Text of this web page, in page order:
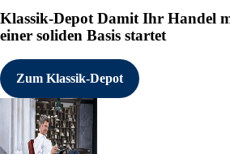
Klassik-DepotDamit Ihr Handel
einer soliden Basis startet
Zum Klassik-Depot